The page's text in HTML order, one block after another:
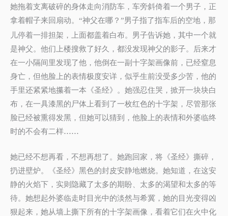
她拖着支离破碎的身体走向消防车，车旁斜倚着一个男子，正
拿着帽子来回扇动。 “神父在哪？ ”男子指了指车后的空地，那
儿停着一排担架，上面都盖着白布。男子告诉她，其中一个就
是神父。他们上楼搜救了好久，都没发现神父的影子。后来才
在一小隔间里发现了他，他倒在一副十字架画像前，已经窒息
身亡，但他脸上的表情极度安详，似乎生前没受多少苦，他的
手里还紧紧地攥着一本《圣经》。她强忍住哭，掀开一块块白
布，在一具漆黑的尸体上看到了一枚红色的十字架，尽管那张
脸已经被熏得发黑，但她可以猜到，他脸上的表情和外婆临终
时的不会有二样……
她已经不想再看，不想再想了。她跑回家，将《圣经》撕碎，
扔进壁炉。《圣经》黑色的封皮安静地燃烧。她知道，在这安
静的火焰下，实则隐藏了太多的期盼、太多的渴望和太多的等
待。她想起外婆临走时目光中的淡然与希冀，她的目光变得凶
狠起来，她从墙上撕下所有的十字架画像，看着它们在火中化